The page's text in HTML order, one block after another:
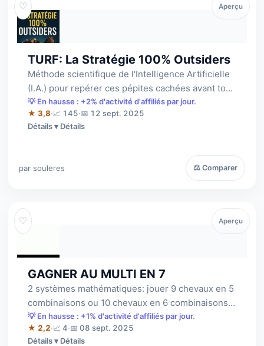
♡
TURF: La Stratégie 100% Outsiders
Méthode scientifique de l'Intelligence Artificielle
(I.A.) pour repérer ces pépites cachées avant tout
le monde... Les favoris fo…
💡 En hausse : +2% d'activité d'affiliés par jour.
★ 3,8·📈 145·📅 12 sept. 2025
Détails
par souleres ⚖ Comparer
Aperçu
♡
GAGNER AU MULTI EN 7
2 systèmes mathématiques: jouer 9 chevaux en 5
combinaisons ou 10 chevaux en 6 combinaisons,
je démontre l'efficacité de ces 2 sy…
💡 En hausse : +1% d'activité d'affiliés par jour.
★ 2,2·📈 4·📅 08 sept. 2025
Détails
Aperçu